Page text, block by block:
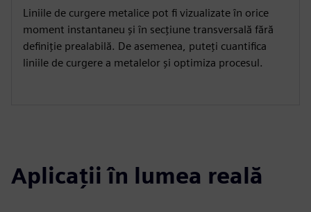
Liniile de curgere metalice pot fi vizualizate în orice
moment instantaneu și în secțiune transversală fără
definiție prealabilă. De asemenea, puteți cuantifica
liniile de curgere a metalelor și optimiza procesul.
Aplicații în lumea reală